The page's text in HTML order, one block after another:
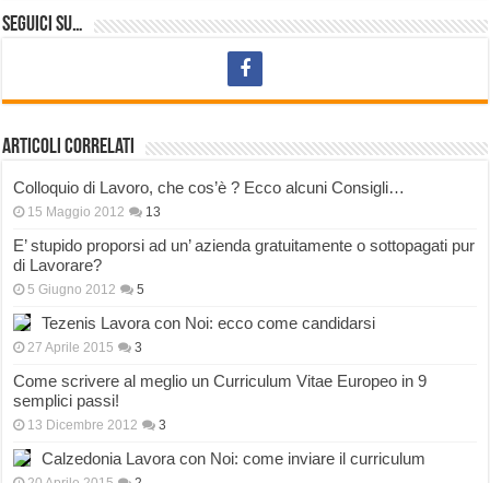
Seguici su…
Articoli correlati
Colloquio di Lavoro, che cos’è ? Ecco alcuni Consigli…
15 Maggio 2012 13
E’ stupido proporsi ad un’ azienda gratuitamente o sottopagati pur
di Lavorare?
5 Giugno 2012 5
Tezenis Lavora con Noi: ecco come candidarsi
27 Aprile 2015 3
Come scrivere al meglio un Curriculum Vitae Europeo in 9
semplici passi!
13 Dicembre 2012 3
Calzedonia Lavora con Noi: come inviare il curriculum